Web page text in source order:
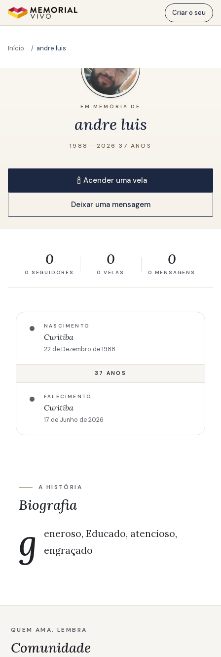
Ir para o conteúdo principal
Criar o seu
Início andre luis
EM MEMÓRIA DE
andre luis
1988 2026 · 37 ANOS
Acender uma vela
Deixar uma mensagem
0
0 SEGUIDORES
0
0 VELAS
0
0 MENSAGENS
NASCIMENTO
Curitiba
22 de Dezembro de 1988
37 ANOS
FALECIMENTO
Curitiba
17 de Junho de 2026
A HISTÓRIA
Biografia
g
eneroso, Educado, atencioso,
engraçado
QUEM AMA, LEMBRA
Comunidade